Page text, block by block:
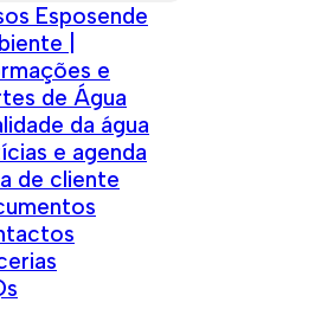
Esposende
|
e
de Água
da água
e agenda
de cliente